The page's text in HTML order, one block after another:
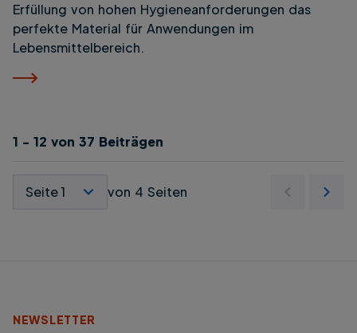
Erfüllung von hohen Hygieneanforderungen das
perfekte Material für Anwendungen im
Lebensmittelbereich.
1 - 12 von 37 Beiträgen
von 4 Seiten
NEWSLETTER